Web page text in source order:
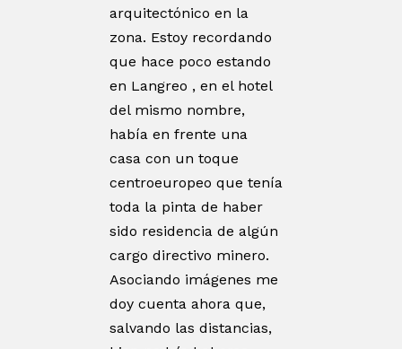
arquitectónico en la
zona. Estoy recordando
que hace poco estando
en Langreo , en el hotel
del mismo nombre,
había en frente una
casa con un toque
centroeuropeo que tenía
toda la pinta de haber
sido residencia de algún
cargo directivo minero.
Asociando imágenes me
doy cuenta ahora que,
salvando las distancias,